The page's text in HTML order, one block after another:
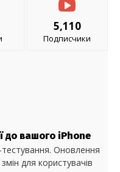
5,110
Подписчики
до вашого iPhone
Оновлення
для користувачів